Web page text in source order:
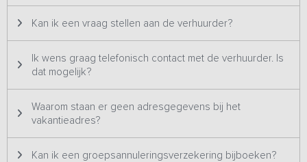
Kan ik een vraag stellen aan de verhuurder?
Ik wens graag telefonisch contact met de verhuurder. Is
dat mogelijk?
Waarom staan er geen adresgegevens bij het
vakantieadres?
Kan ik een groepsannuleringsverzekering bijboeken?